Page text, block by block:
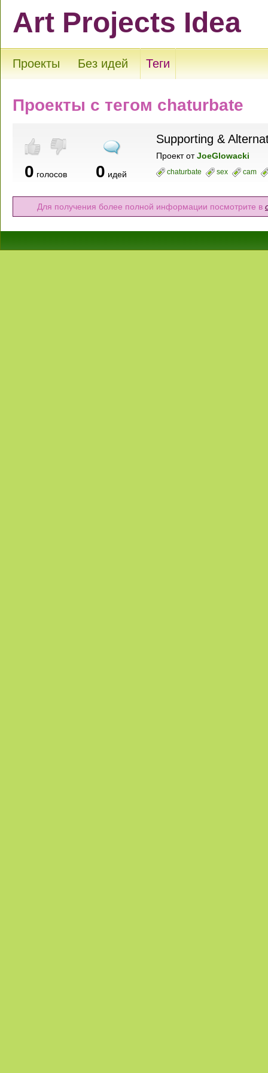
Art Projects Idea
Проекты Без идей Теги
Проекты с тегом chaturbate
0 голосов 0 идей
Supporting &
Проект отJoeGlowacki
chaturbate sex cam
Для получения более полной информации посмотрите в